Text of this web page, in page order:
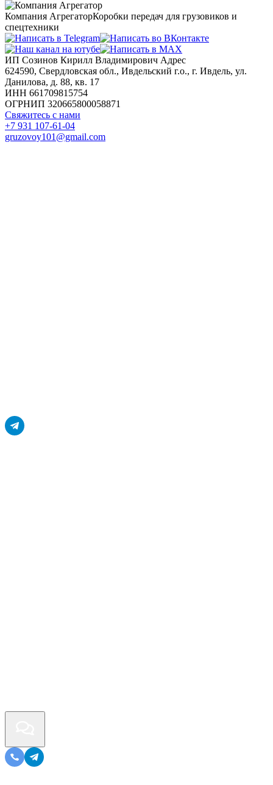
Компания АгрегаторКоробки передач для грузовиков и
спецтехники
ИП Созинов Кирилл Владимирович Адрес
624590, Свердловская обл., Ивдельский г.о., г. Ивдель, ул.
Данилова, д. 88, кв. 17
ИНН 661709815754
ОГРНИП 320665800058871
Свяжитесь с нами
+7 931 107-61-04
gruzovoy101@gmail.com